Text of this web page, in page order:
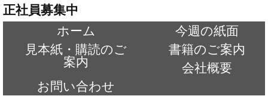
正社員募集中
ホーム
今週の紙面
見本紙・購読のご
案内
書籍のご案内
会社概要
お問い合わせ